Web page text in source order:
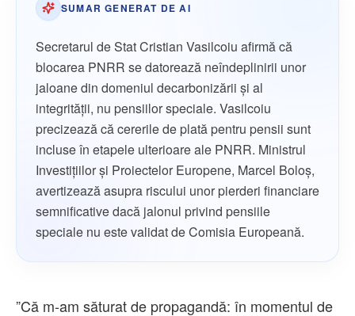
SUMAR GENERAT DE AI
Secretarul de Stat Cristian Vasilcoiu afirmă că
blocarea PNRR se datorează neîndeplinirii unor
jaloane din domeniul decarbonizării și al
integrității, nu pensiilor speciale. Vasilcoiu
precizează că cererile de plată pentru pensii sunt
incluse în etapele ulterioare ale PNRR. Ministrul
Investiţiilor şi Proiectelor Europene, Marcel Boloş,
avertizează asupra riscului unor pierderi financiare
semnificative dacă jalonul privind pensiile
speciale nu este validat de Comisia Europeană.
”Că m-am săturat de propagandă: în momentul de